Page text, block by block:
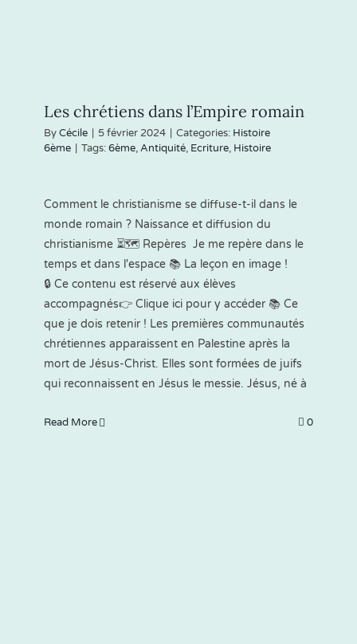
Les chrétiens dans l’Empire romain
ByCécile 5 février 2024 Categories: Histoire
6ème
Tags:6ème,Antiquité, Ecriture, Histoire
Comment le christianisme se diffuse-t-il dans le
monde romain ? Naissance et diffusion du
christianisme ⏳🗺 Repères Je me repère dans le
temps et dans l'espace 📚 La leçon en image !
🔒 Ce contenu est réservé aux élèves
accompagnés👉 Clique ici pour y accéder 📚 Ce
que je dois retenir ! Les premières communautés
chrétiennes apparaissent en Palestine après la
mort de Jésus-Christ. Elles sont formées de juifs
qui reconnaissent en Jésus le messie. Jésus, né à
Read More 0